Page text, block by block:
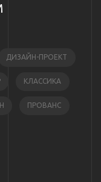
ДИЗАЙН-ПРОЕКТ
КЛАССИКА
ПРОВАНС